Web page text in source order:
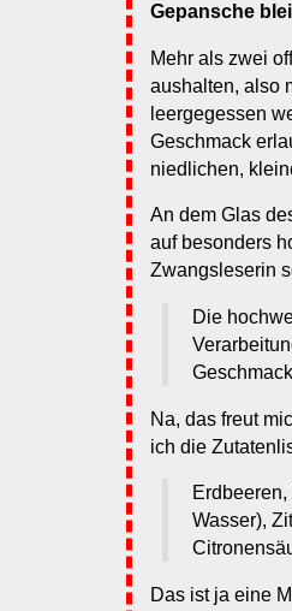
Gepansche
Mehr als zwei
aushalten, also
leergegessen
Geschmack
niedlichen,
An dem Glas
auf besonders
Zwangsleserin
Die
Na, das freut
ich die
Wasser),
Das ist ja eine